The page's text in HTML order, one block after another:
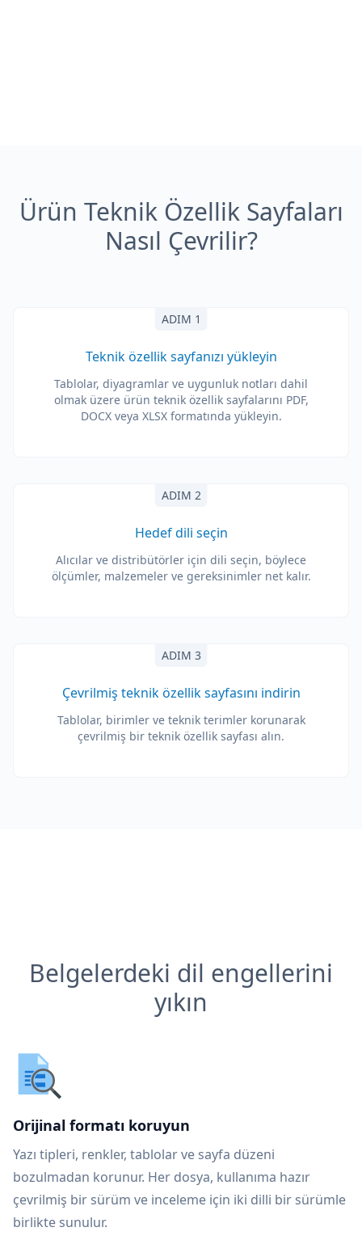
Ürün Teknik Özellik Sayfaları
Nasıl Çevrilir?
ADIM 1
Teknik özellik sayfanızı yükleyin
Tablolar, diyagramlar ve uygunluk notları dahil
olmak üzere ürün teknik özellik sayfalarını PDF,
DOCX veya XLSX formatında yükleyin.
ADIM 2
Hedef dili seçin
Alıcılar ve distribütörler için dili seçin, böylece
ölçümler, malzemeler ve gereksinimler net kalır.
ADIM 3
Çevrilmiş teknik özellik sayfasını indirin
Tablolar, birimler ve teknik terimler korunarak
çevrilmiş bir teknik özellik sayfası alın.
Belgelerdeki dil engellerini
yıkın
Orijinal formatı koruyun
Yazı tipleri, renkler, tablolar ve sayfa düzeni
bozulmadan korunur. Her dosya, kullanıma hazır
çevrilmiş bir sürüm ve inceleme için iki dilli bir sürümle
birlikte sunulur.